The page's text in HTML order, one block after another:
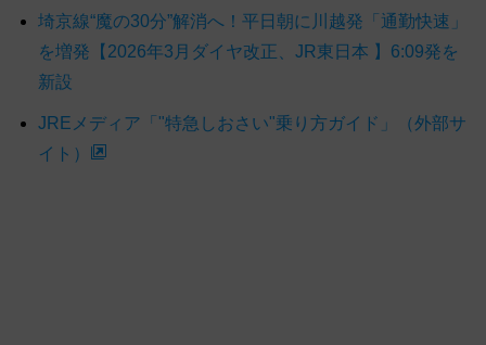
埼京線“魔の30分”解消へ！平日朝に川越発「通勤快速」
を増発【2026年3月ダイヤ改正、JR東日本 】6:09発を
新設
JREメディア「"特急しおさい"乗り方ガイド」（外部サ
イト）